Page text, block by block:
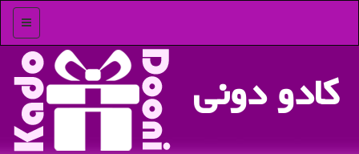
منو
كادو دونی